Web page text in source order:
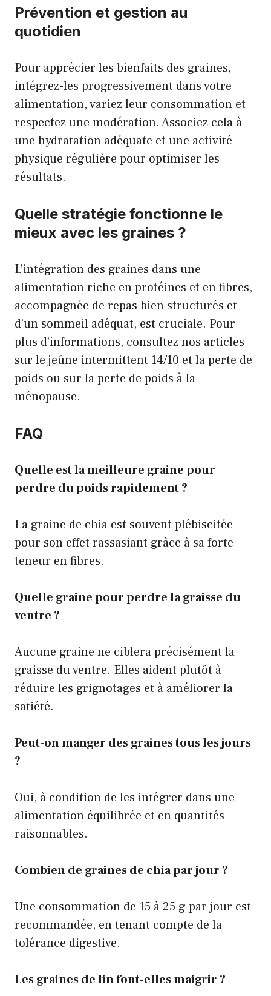
Prévention et gestion au
quotidien
Pour apprécier les bienfaits des graines,
intégrez-les progressivement dans votre
alimentation, variez leur consommation et
respectez une modération. Associez cela à
une hydratation adéquate et une activité
physique régulière pour optimiser les
résultats.
Quelle stratégie fonctionne le
mieux avec les graines ?
L’intégration des graines dans une
alimentation riche en protéines et en fibres,
accompagnée de repas bien structurés et
d’un sommeil adéquat, est cruciale. Pour
plus d’informations, consultez nos articles
sur le jeûne intermittent 14/10 et la perte de
poids ou sur laperte de poids à la
ménopause.
FAQ
Quelle est la meilleure graine pour
perdre du poids rapidement ?
La graine de chia est souvent plébiscitée
pour son effet rassasiant grâce à sa forte
teneur en fibres.
Quelle graine pour perdre la graisse du
ventre ?
Aucune graine ne ciblera précisément la
graisse du ventre. Elles aident plutôt à
réduire les grignotages et à améliorer la
satiété.
Peut-on manger des graines tous les jours
?
Oui, à condition de les intégrer dans une
alimentation équilibrée et en quantités
raisonnables.
Combien de graines de chia par jour ?
Une consommation de 15 à 25 g par jour est
recommandée, en tenant compte de la
tolérance digestive.
Les graines de lin font-elles maigrir ?